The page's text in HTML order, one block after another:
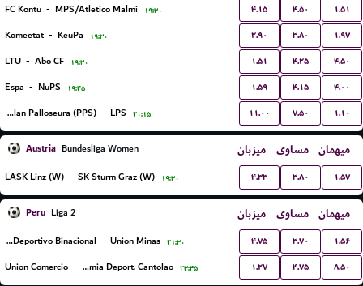
FC Kontu - MPS/Atletico Malmi ۱۹:۳۰ ۴.۱۵ ۴.۵۰ ۱.۵۱
Komeetat - KeuPa ۱۹:۳۰ ۲.۹۰ ۳.۸۰ ۱.۹۷
LTU - Abo CF ۱۹:۳۰ ۱.۵۱ ۴.۲۵ ۴.۵۰
Espa - NuPS ۱۹:۴۵ ۱.۵۹ ۴.۱۵ ۴.۰۰
Pakkalan Palloseura (PPS) - LPS ۲۰:۱۵ ۱۱.۰۰ ۷.۵۰ ۱.۱۰
Austria Bundesliga Women میزبان مساوی میهمان
LASK Linz (W) - SK Sturm Graz (W) ۱۹:۳۰ ۴.۳۳ ۳.۸۰ ۱.۵۷
Peru Liga 2 میزبان مساوی میهمان
EM Deportivo Binacional - Union Minas ۲۱:۳۰ ۴.۷۵ ۳.۷۰ ۱.۵۶
Union Comercio - Academia Deport. Cantolao ۲۳:۴۵ ۱.۲۷ ۴.۷۵ ۸.۵۰